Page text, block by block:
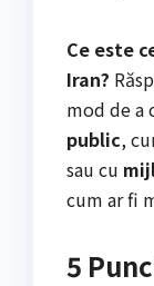
Ce este
Iran?
mod de a
public,
sau cu
cum ar fi
5